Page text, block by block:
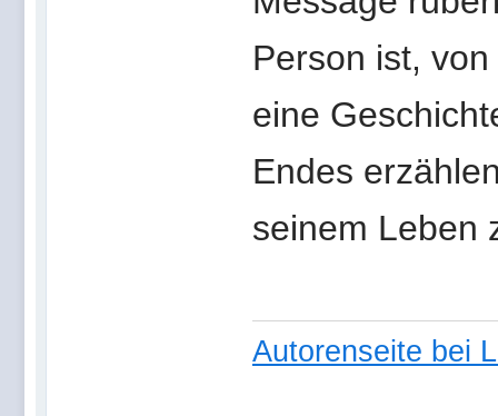
Person ist,
eine
Endes
seinem Leben
Autorenseite bei